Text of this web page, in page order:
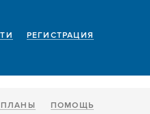
РЕГИСТРАЦИЯ
ПОМОЩЬ